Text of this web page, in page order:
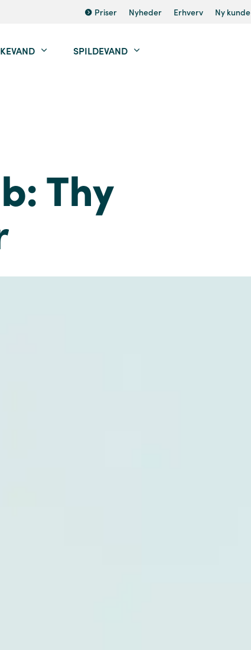
SPILDEVAND
Priser Nyheder Erhverv Ny kunde
Thy